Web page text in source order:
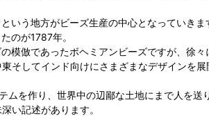
いう地方がビーズ生産の中心となっていきま
のが1787年。
模倣であったボヘミアンビーズですが、徐々
そしてインド向けにさまざまなデザインを展
を作り、世界中の辺鄙な土地にまで人を送
い記述があります。